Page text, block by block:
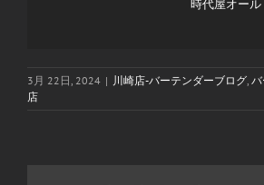
時代屋オー
3月 22日, 2024 | 川崎店-バーテンダーブログ,
店